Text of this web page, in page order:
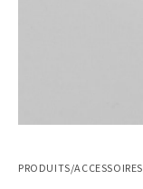
PRODUITS/ACCESSOIRES